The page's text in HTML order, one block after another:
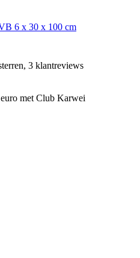
6 x 30 x 100 cm
3 klantreviews
met Club Karwei